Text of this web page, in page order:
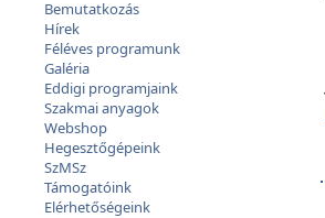
Bemutatkozás
Hírek
Féléves programunk
Galéria
Eddigi programjaink
Szakmai anyagok
Webshop
Hegesztőgépeink
SzMSz
Támogatóink
Elérhetőségeink